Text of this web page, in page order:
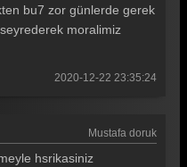
bu7 zor günlerde gerek
moralimiz
2020-12-22 23:35:24
Mustafa doruk
hsrikasiniz